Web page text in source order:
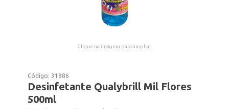
Clique na imagem para ampliar.
Código:31886
Desinfetante Qualybrill Mil Flores
500ml